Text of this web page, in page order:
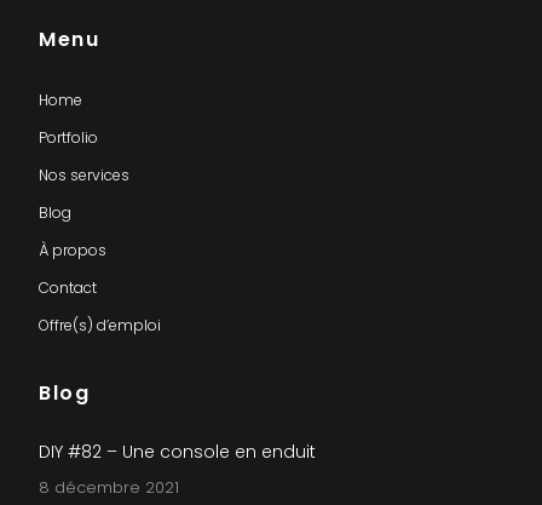
Menu
Home
Portfolio
Nos services
Blog
À propos
Contact
Offre(s) d’emploi
Blog
DIY #82 – Une console en enduit
8 décembre 2021